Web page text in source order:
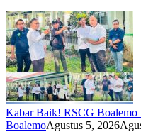
Kabar Baik! RSCG
BoalemoAgustus 5, 2026